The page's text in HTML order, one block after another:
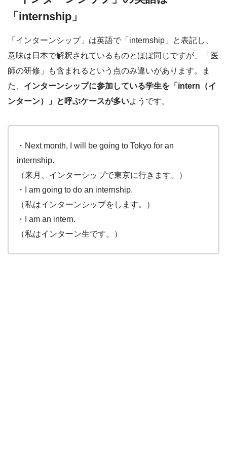
「internship」
「インターンシップ」は英語で「internship」と表記し、
意味は日本で解釈されているものとほぼ同じですが、「医
師の研修」も含まれるという点のみ違いがあります。ま
た、 インターンシップに参加している学生を「intern（イ
ンターン）」と呼ぶケースが多いようです。
・Next month, I will be going to Tokyo for an
internship.
（来月、インターシップで東京に行きます。）
・I am going to do an internship.
（私はインターンシップをします。）
・I am an intern.
（私はインターン生です。）